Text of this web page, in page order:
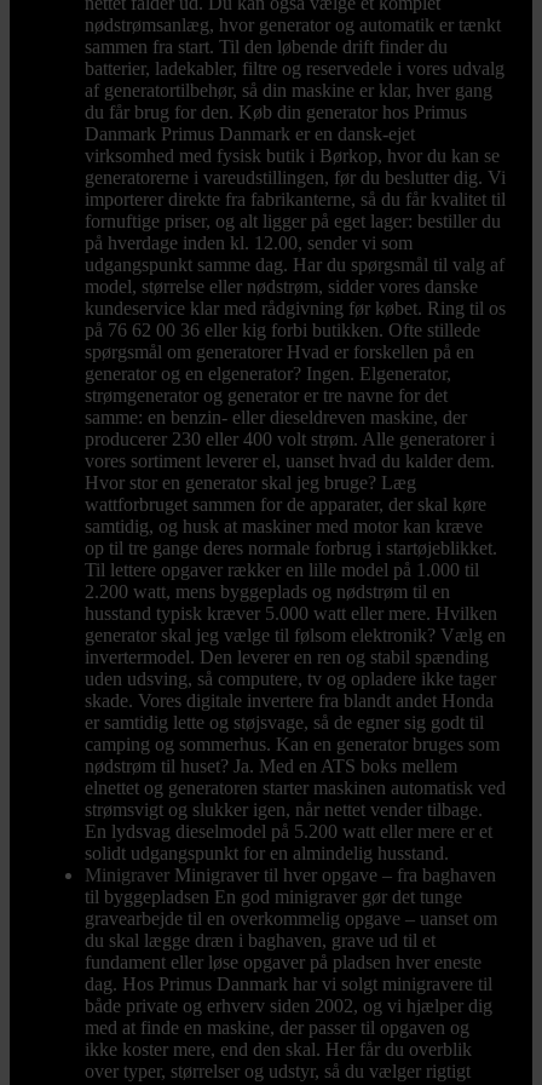
nødstrømsanlæg, hvor generator og automatik er tænkt
sammen fra start. Til den løbende drift finder du
batterier, ladekabler, filtre og reservedele i vores udvalg
af generatortilbehør, så din maskine er klar, hver gang
du får brug for den. Køb din generator hos Primus
Danmark Primus Danmark er en dansk-ejet
virksomhed med fysisk butik i Børkop, hvor du kan se
generatorerne i vareudstillingen, før du beslutter dig. Vi
importerer direkte fra fabrikanterne, så du får kvalitet til
fornuftige priser, og alt ligger på eget lager: bestiller du
på hverdage inden kl. 12.00, sender vi som
udgangspunkt samme dag. Har du spørgsmål til valg af
model, størrelse eller nødstrøm, sidder vores danske
kundeservice klar med rådgivning før købet. Ring til os
på 76 62 00 36 eller kig forbi butikken. Ofte stillede
spørgsmål om generatorer Hvad er forskellen på en
generator og en elgenerator? Ingen. Elgenerator,
strømgenerator og generator er tre navne for det
samme: en benzin- eller dieseldreven maskine, der
producerer 230 eller 400 volt strøm. Alle generatorer i
vores sortiment leverer el, uanset hvad du kalder dem.
Hvor stor en generator skal jeg bruge? Læg
wattforbruget sammen for de apparater, der skal køre
samtidig, og husk at maskiner med motor kan kræve
op til tre gange deres normale forbrug i startøjeblikket.
Til lettere opgaver rækker en lille model på 1.000 til
2.200 watt, mens byggeplads og nødstrøm til en
husstand typisk kræver 5.000 watt eller mere. Hvilken
generator skal jeg vælge til følsom elektronik? Vælg en
invertermodel. Den leverer en ren og stabil spænding
uden udsving, så computere, tv og opladere ikke tager
skade. Vores digitale invertere fra blandt andet Honda
er samtidig lette og støjsvage, så de egner sig godt til
camping og sommerhus. Kan en generator bruges som
nødstrøm til huset? Ja. Med en ATS boks mellem
elnettet og generatoren starter maskinen automatisk ved
strømsvigt og slukker igen, når nettet vender tilbage.
En lydsvag dieselmodel på 5.200 watt eller mere er et
solidt udgangspunkt for en almindelig husstand.
Minigraver Minigraver til hver opgave – fra baghaven
til byggepladsen En god minigraver gør det tunge
gravearbejde til en overkommelig opgave – uanset om
du skal lægge dræn i baghaven, grave ud til et
fundament eller løse opgaver på pladsen hver eneste
dag. Hos Primus Danmark har vi solgt minigravere til
både private og erhverv siden 2002, og vi hjælper dig
med at finde en maskine, der passer til opgaven og
ikke koster mere, end den skal. Her får du overblik
over typer, størrelser og udstyr, så du vælger rigtigt